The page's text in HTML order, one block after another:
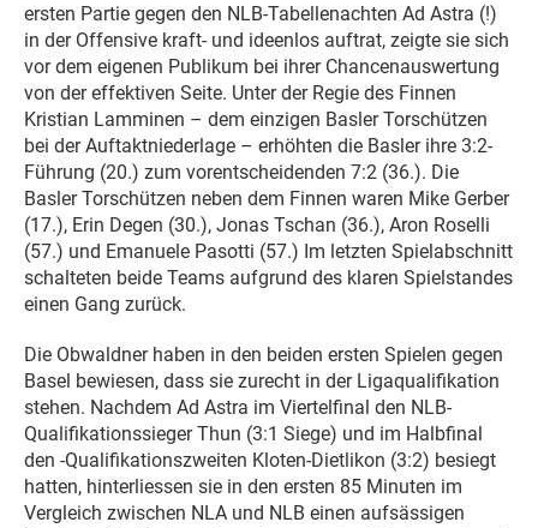
ersten Partie gegen den NLB-Tabellenachten Ad Astra (!)
in der Offensive kraft- und ideenlos auftrat, zeigte sie sich
vor dem eigenen Publikum bei ihrer Chancenauswertung
von der effektiven Seite. Unter der Regie des Finnen
Kristian Lamminen – dem einzigen Basler Torschützen
bei der Auftaktniederlage – erhöhten die Basler ihre 3:2-
Führung (20.) zum vorentscheidenden 7:2 (36.). Die
Basler Torschützen neben dem Finnen waren Mike Gerber
(17.), Erin Degen (30.), Jonas Tschan (36.), Aron Roselli
(57.) und Emanuele Pasotti (57.) Im letzten Spielabschnitt
schalteten beide Teams aufgrund des klaren Spielstandes
einen Gang zurück.
Die Obwaldner haben in den beiden ersten Spielen gegen
Basel bewiesen, dass sie zurecht in der Ligaqualifikation
stehen. Nachdem Ad Astra im Viertelfinal den NLB-
Qualifikationssieger Thun (3:1 Siege) und im Halbfinal
den -Qualifikationszweiten Kloten-Dietlikon (3:2) besiegt
hatten, hinterliessen sie in den ersten 85 Minuten im
Vergleich zwischen NLA und NLB einen aufsässigen